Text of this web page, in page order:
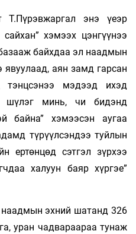
Т.Пүрэвжаргал энэ үеэр
хэ­­мээх цэнгүүнээ
байхдаа эл наадмын
аян замд гарсан
мэдээд ихэд
шүлэг минь, чи бидэнд
байна” хэмээсэн аугаа
түрүүлсэндээ туйлын
ертөнцөд сэтгэл зүрхээ
халуун баяр хүргэе”
эхний шатанд 326
уран чадвараараа тунаж